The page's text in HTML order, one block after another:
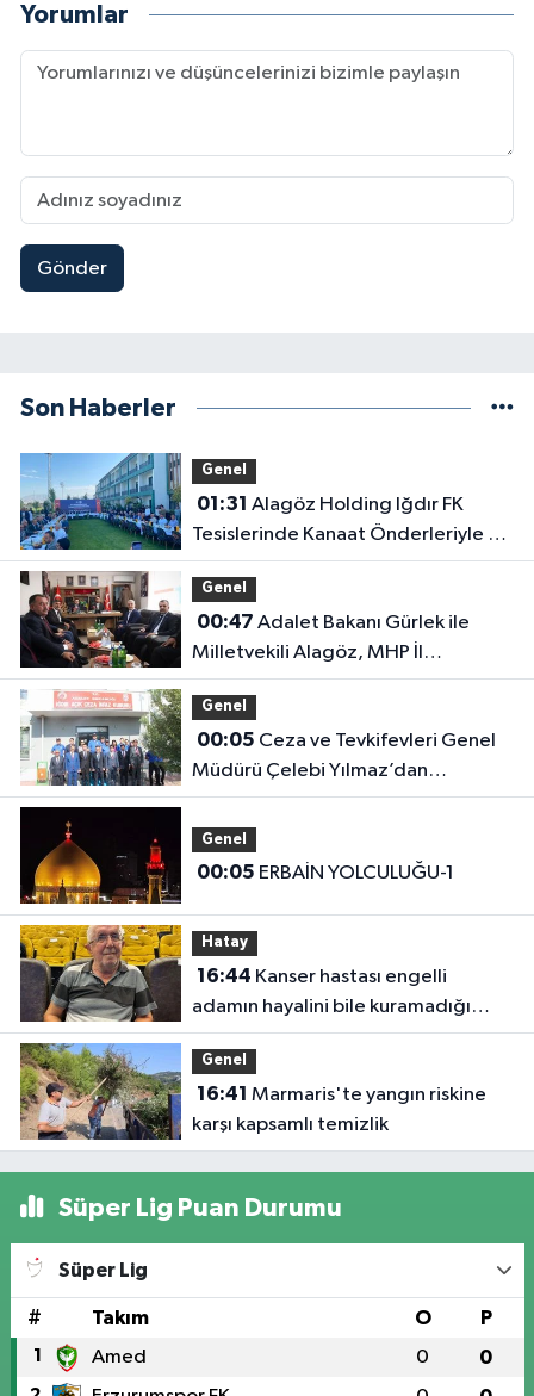
Yorumlar
Gönder
Son Haberler
Genel
01:31
Tesislerinde Kanaat Önderleriyle Bir
Araya Geldiler
Genel
00:47
Milletvekili Alagöz, MHP İl
Başkanlığını Ziyaret Etti
Genel
00:05
Müdürü Çelebi Yılmaz’dan
Iğdır’daki Kurumlara Ziyaret ve
Üretim İncelemesi
Genel
00:05 ERBAİN YOLCULUĞU-1
Hatay
16:44
adamın hayalini bile kuramadığı
evine kavuşunca döktüğü gözyaşı
duygulandırdı
Genel
16:41
karşı kapsamlı temizlik
Süper Lig Puan Durumu
Süper Lig
# Takım O P
1 Amed 0 0